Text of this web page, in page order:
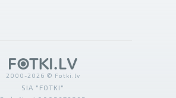
2000-2026 © Fotki.lv
SIA "FOTKI"